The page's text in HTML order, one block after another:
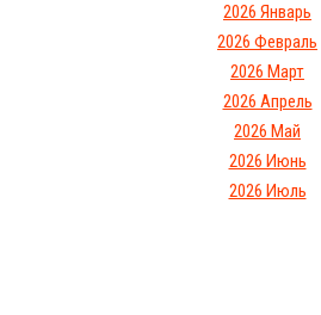
2026 Январь
2026 Февраль
2026 Март
2026 Апрель
2026 Май
2026 Июнь
2026 Июль